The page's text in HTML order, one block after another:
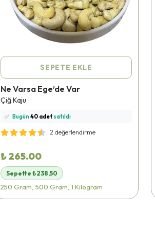
SEPETE EKLE
Ne Varsa Ege’de Var
Çiğ Kaju
⭐️ Bu ürünü416 kişifavoriledi!
🛒 70 kişi
✅ Bugün40 adetsatıldı
🚚 Hızlı teslimat yapılıyor!
2 değerlendirme
₺ 265.00
Sepette ₺238,50
250 Gram, 500 Gram, 1 Kilogram